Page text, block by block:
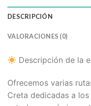
DESCRIPCIÓN
VALORACIONES (0)
Descripción de la
Ofrecemos varias
Creta dedicadas a